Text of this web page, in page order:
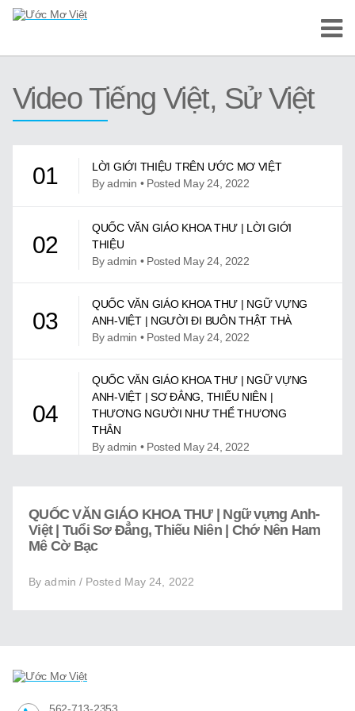
Cuộc Thi Ước Mơ Việt
Hướng Dẫn
Tài Liệu Học Tập
Video Tự Học và Dạy Tiếng Việt
Video Đọc Truyện
Video Tiếng Việt, Sử Việt
Giới Thiệu
Trung Tâm Việt Ngữ
Video Tiếng Việt, Sử Việt
01
LỜI GIỚI THIỆU TRÊN ƯỚC MƠ VIỆT
By admin • Posted May 24, 2022
02
QUỐC VĂN GIÁO KHOA THƯ | LỜI GIỚI
THIỆU
By admin • Posted May 24, 2022
03
QUỐC VĂN GIÁO KHOA THƯ | NGỮ VỰNG
ANH-VIỆT | NGƯỜI ĐI BUÔN THẬT THÀ
By admin • Posted May 24, 2022
04
QUỐC VĂN GIÁO KHOA THƯ | NGỮ VỰNG
ANH-VIỆT | SƠ ĐẲNG, THIẾU NIÊN |
THƯƠNG NGƯỜI NHƯ THỂ THƯƠNG
THÂN
By admin • Posted May 24, 2022
05
QUỐC VĂN GIÁO KHOA THƯ | NGỮ VỰNG
ANH-VIỆT | TUỔI DỰ BỊ | HỒ HOÀN KIẾM Ở
HÀ NỘI
By admin • Posted May 24, 2022
06
QUỐC VĂN GIÁO KHOA THƯ | NGỮ VỰNG
07
QUỐC VĂN GIÁO KHOA THƯ | Ngữ vựng Anh-
Việt | Tuổi Sơ Đẳng, Thiếu Niên | Chớ Nên Ham
Mê Cờ Bạc
By admin / Posted May 24, 2022